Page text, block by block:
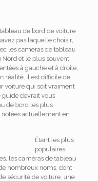
de bord de voiture
pas laquelle choisir,
les caméras de tableau
et le plus souvent
à gauche et à droite,
réalité, il est difficile de
voiture qui soit vraiment
guide devrait vous
de bord les plus
actuellement en
Étant les plus
populaires
les caméras de tableau
nombreux noms, dont
sécurité de voiture, une